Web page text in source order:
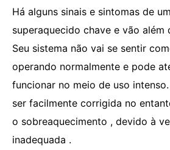
Há alguns sinais e sintomas de
superaquecido chave e vão além
Seu sistema não vai se sentir
operando normalmente e pode
funcionar no meio de uso
ser facilmente corrigida no
o sobreaquecimento , devido à
inadequada .